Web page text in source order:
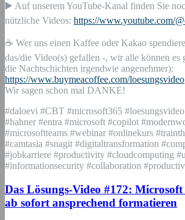
▶️ Auf unserem YouTube-Kanal finden Sie
nützliche Videos: https://www.youtube.com/
☕ Wer uns einen Kaffee oder Kakao
das/die Video(s) gefallen -, wir alle können es
die Nachtschichten irgendwie angenehmer):
https://www.buymeacoffee.com/loesungsvideo
Wir sagen schon mal DANKE!
#daloevi #CBT #microsoft365
#hahner #entra #microsoft #copilot
#microsoftteams #webinar #onlinekurs
#camtasia #snagit #digitaltransformation
#jobkarriere #productivity #cloudcomputing
#informationsecurity #collaboration
Das Lösungs-Video #172:
ab sofort ansprechend formatieren